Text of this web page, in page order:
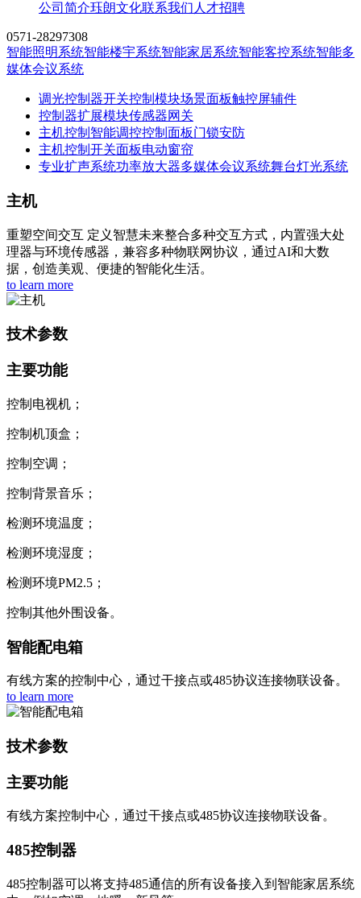
公司简介珏朗文化联系我们 人才招聘
0571-28297308
智能照明系统智能楼宇系统智能家居系统智能客控系统智能多
媒体会议系统
调光控制器开关控制模块场景面板触控屏辅件
控制器扩展模块传感器网关
主机控制 智能调控控制面板门锁安防
主机控制 开关面板电动窗帘
专业扩声系统功率放大器多媒体会议系统舞台灯光系统
主机
重塑空间交互 定义智慧未来整合多种交互方式，内置强大处
理器与环境传感器，兼容多种物联网协议，通过AI和大数
据，创造美观、便捷的智能化生活。
to learn more
技术参数
主要功能
控制电视机；
控制机顶盒；
控制空调；
控制背景音乐；
检测环境温度；
检测环境湿度；
检测环境PM2.5；
控制其他外围设备。
智能配电箱
有线方案的控制中心，通过干接点或485协议连接物联设备。
to learn more
技术参数
主要功能
有线方案控制中心，通过干接点或485协议连接物联设备。
485控制器
485控制器可以将支持485通信的所有设备接入到智能家居系统